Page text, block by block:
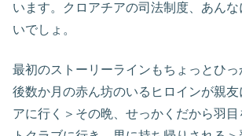
います。クロアチアの司法制度、あん
いでしょ。
最初のストーリーラインもちょっとひ
後数か月の赤ん坊のいるヒロインが親
アに行く＞その晩、せっかくだから羽目